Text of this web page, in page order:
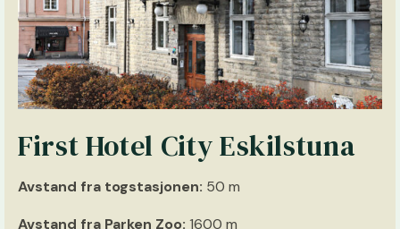
First Hotel City Eskilstuna
Avstand fra togstasjonen: 50 m
Avstand fra Parken Zoo: 1600 m